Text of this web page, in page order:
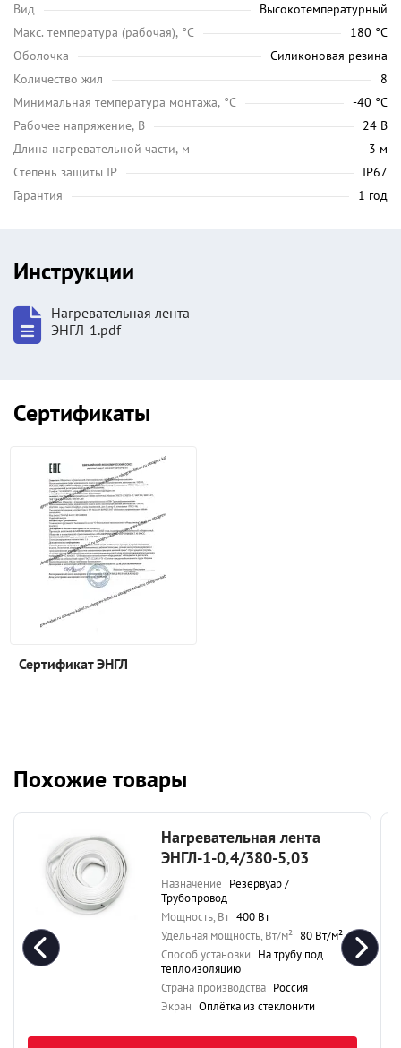
Вид
Высокотемпературный
Maкс. температура (рабочая), °C
180 °C
Оболочка
Силиконовая резина
Количество жил
8
Минимальная температура монтажа, °C
-40 °C
Рабочее напряжение, В
24 В
Длина нагревательной части, м
3 м
Степень защиты IP
IP67
Гарантия
1 год
Инструкции
Нагревательная лента
ЭНГЛ-1.pdf
Сертификаты
Сертификат ЭНГЛ
Похожие товары
Нагревательная лента
ЭНГЛ-1-0,4/380-5,03
Назначение Резервуар /
Трубопровод
Мощность, Вт 400 Вт
Удельная мощность, Вт/м² 80 Вт/м²
Способ установки На трубу под
теплоизоляцию
Страна производства Россия
Экран Оплётка из стеклонити